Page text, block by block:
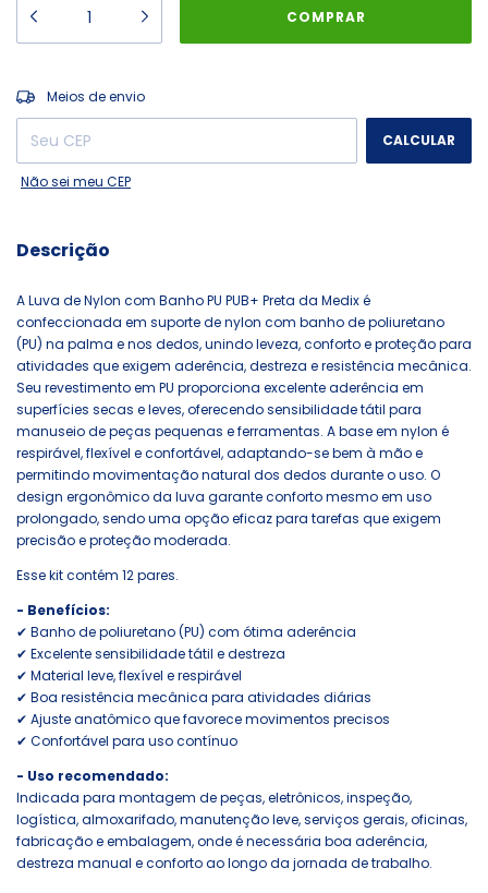
Entregas para o CEP:
Meios de envio
CALCULAR
Não sei meu CEP
Descrição
A Luva de Nylon com Banho PU PUB+ Preta da Medix é
confeccionada em suporte de nylon com banho de poliuretano
(PU) na palma e nos dedos, unindo leveza, conforto e proteção para
atividades que exigem aderência, destreza e resistência mecânica.
Seu revestimento em PU proporciona excelente aderência em
superfícies secas e leves, oferecendo sensibilidade tátil para
manuseio de peças pequenas e ferramentas. A base em nylon é
respirável, flexível e confortável, adaptando-se bem à mão e
permitindo movimentação natural dos dedos durante o uso. O
design ergonômico da luva garante conforto mesmo em uso
prolongado, sendo uma opção eficaz para tarefas que exigem
precisão e proteção moderada.
Esse kit contém 12 pares.
- Benefícios:
✔ Banho de poliuretano (PU) com ótima aderência
✔ Excelente sensibilidade tátil e destreza
✔ Material leve, flexível e respirável
✔ Boa resistência mecânica para atividades diárias
✔ Ajuste anatômico que favorece movimentos precisos
✔ Confortável para uso contínuo
- Uso recomendado:
Indicada para montagem de peças, eletrônicos, inspeção,
logística, almoxarifado, manutenção leve, serviços gerais, oficinas,
fabricação e embalagem, onde é necessária boa aderência,
destreza manual e conforto ao longo da jornada de trabalho.